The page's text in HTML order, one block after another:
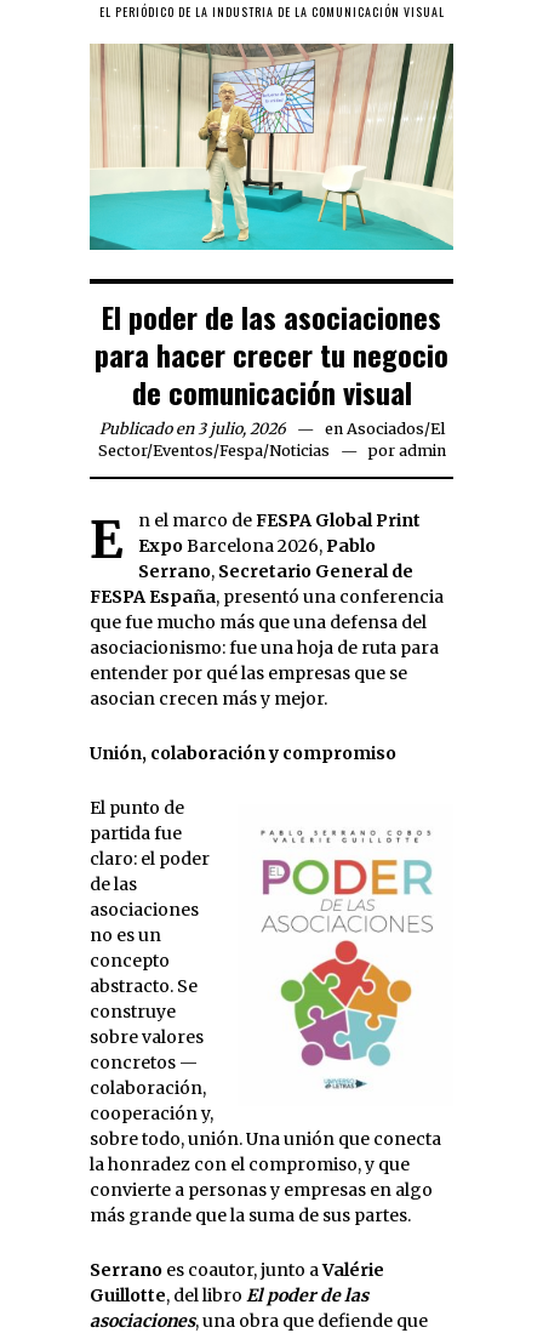
EL PERIÓDICO DE LA INDUSTRIA DE LA COMUNICACIÓN VISUAL
El poder de las asociaciones
para hacer crecer tu negocio
de comunicación visual
Publicado en 3 julio, 2026 en Asociados/El
Sector/Eventos/Fespa/Noticias por admin
En el marco deFESPA Global Print
ExpoBarcelona 2026,Pablo
Serrano, Secretario General de
FESPA España, presentó una conferencia
que fue mucho más que una defensa del
asociacionismo: fue una hoja de ruta para
entender por qué las empresas que se
asocian crecen más y mejor.
Unión, colaboración y compromiso
El punto de
partida fue
claro: el poder
de las
asociaciones
no es un
concepto
abstracto. Se
construye
sobre valores
concretos —
colaboración,
cooperación y,
sobre todo, unión. Una unión que conecta
la honradez con el compromiso, y que
convierte a personas y empresas en algo
más grande que la suma de sus partes.
Serrano es coautor, junto aValérie
Guillotte, del libro El poder de las
asociaciones, una obra que defiende que